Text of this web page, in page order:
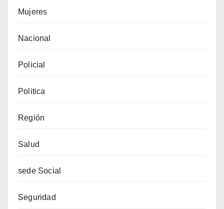
Mujeres
Nacional
Policial
Politica
Región
Salud
sede Social
Seguridad